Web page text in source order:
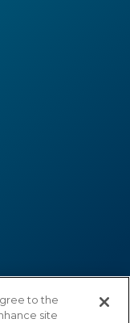
to the
site